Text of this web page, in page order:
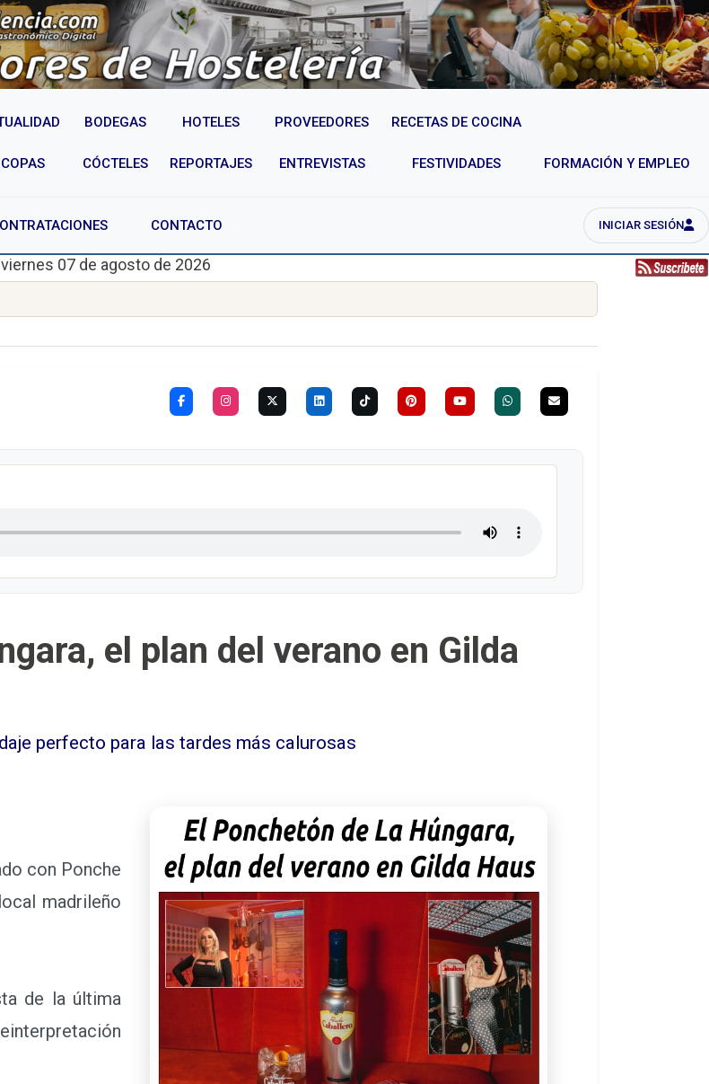
BODEGAS HOTELES PROVEEDORES RECETAS DE COCINA
CÓCTELES REPORTAJES ENTREVISTAS FESTIVIDADES FORMACIÓN Y EMPLEO
CONTACTO INICIAR SESIÓN
viernes 07 de agosto de 2026
el plan del verano en Gilda
perfecto para las tardes más calurosas
con Ponche
madrileño
de la última